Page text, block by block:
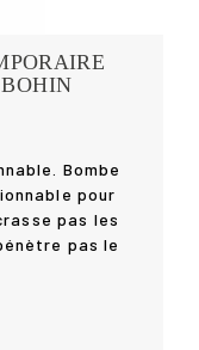
Bombe
pour
pas les
pas le